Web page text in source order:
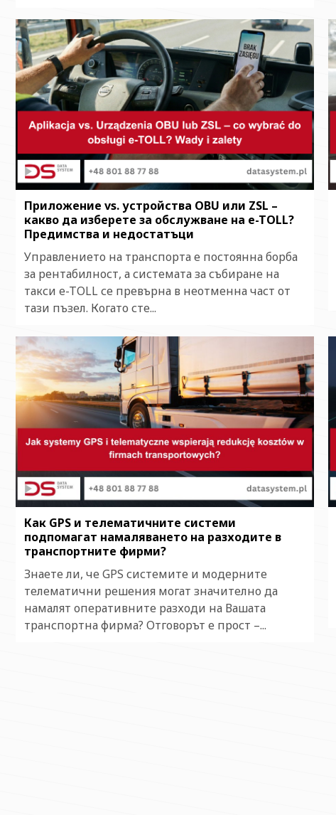
Приложение vs. устройства OBU или ZSL –
какво да изберете за обслужване на e-TOLL?
Предимства и недостатъци
Управлението на транспорта е постоянна борба
за рентабилност, а системата за събиране на
такси e-TOLL се превърна в неотменна част от
тази пъзел. Когато сте...
Как GPS и телематичните системи
подпомагат намаляването на разходите в
транспортните фирми?
Знаете ли, че GPS системите и модерните
телематични решения могат значително да
намалят оперативните разходи на Вашата
транспортна фирма? Отговорът е прост –...